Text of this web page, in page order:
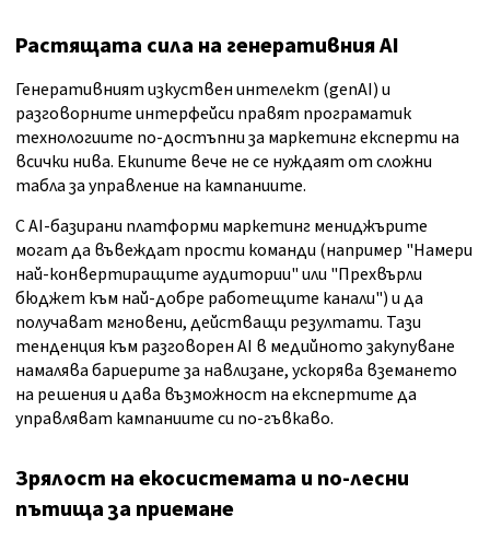
Растящата сила на генеративния AI
Генеративният изкуствен интелект (genAI) и
разговорните интерфейси правят програматик
технологиите по-достъпни за маркетинг експерти на
всички нива. Екипите вече не се нуждаят от сложни
табла за управление на кампаниите.
С AI-базирани платформи маркетинг мениджърите
могат да въвеждат прости команди (например "Намери
най-конвертиращите аудитории" или "Прехвърли
бюджет към най-добре работещите канали") и да
получават мгновени, действащи резултати. Тази
тенденция към разговорен AI в медийното закупуване
намалява бариерите за навлизане, ускорява вземането
на решения и дава възможност на експертите да
управляват кампаниите си по-гъвкаво.
Зрялост на екосистемата и по-лесни
пътища за приемане